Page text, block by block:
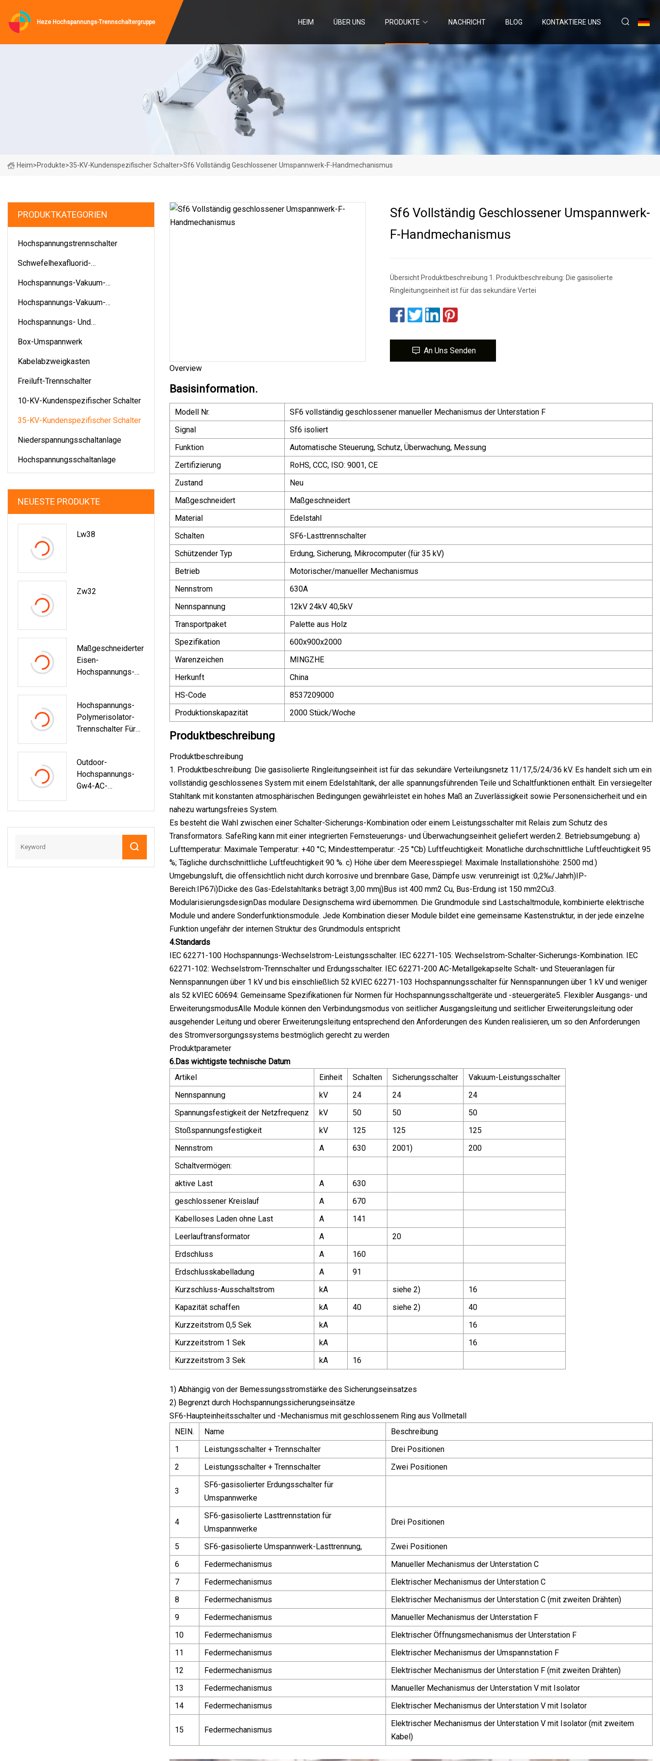
Heze Hochspannungs-Trennschaltergruppe HEIM ÜBER UNS PRODUKTE NACHRICHT BLOG KONTAKTIERE UNS
Heim>Produkte>35-KV-Kundenspezifischer Schalter>Sf6 Vollständig Geschlossener Umspannwerk-F-Handmechanismus
PRODUKTKATEGORIEN
Hochspannungstrennschalter
Schwefelhexafluorid-
Hochspannungs-Vakuum-
Innenbereich
Hochspannungs-Vakuum-
Außenbereich
Hochspannungs- Und
Box-Umspannwerk
Kabelabzweigkasten
Freiluft-Trennschalter
10-KV-Kundenspezifischer Schalter
35-KV-Kundenspezifischer Schalter
Niederspannungsschaltanlage
Hochspannungsschaltanlage
NEUESTE PRODUKTE
Lw38
Zw32
Maßgeschneiderter
Eisen-
Hochspannungs-
En Für Den
Außenbereich,
Kabelabzweigkast
Hochspannungs-
Polymerisolator-
Trennschalter Für
Outdoor-
Hochspannungs-
Gw4-AC-
Den Außenbereich
Sf6 Vollständig Geschlossener Umspannwerk-
F-Handmechanismus
Übersicht Produktbeschreibung 1. Produktbeschreibung: Die gasisolierte
Ringleitungseinheit ist für das sekundäre Vertei
An Uns Senden
Overview
Basisinformation.
Modell Nr.
SF6 vollständig geschlossener manueller Mechanismus der Unterstation F
Signal
Sf6 isoliert
Funktion
Automatische Steuerung, Schutz, Überwachung, Messung
Zertifizierung
RoHS, CCC, ISO: 9001, CE
Zustand
Neu
Maßgeschneidert
Maßgeschneidert
Material
Edelstahl
Schalten
SF6-Lasttrennschalter
Schützender Typ
Erdung, Sicherung, Mikrocomputer (für 35 kV)
Betrieb
Motorischer/manueller Mechanismus
Nennstrom
630A
Nennspannung
12kV 24kV 40,5kV
Transportpaket
Palette aus Holz
Spezifikation
600x900x2000
Warenzeichen
MINGZHE
Herkunft
China
HS-Code
8537209000
Produktionskapazität
2000 Stück/Woche
Produktbeschreibung
Produktbeschreibung
1. Produktbeschreibung: Die gasisolierte Ringleitungseinheit ist für das sekundäre Verteilungsnetz 11/17,5/24/36 kV. Es handelt sich um ein
vollständig geschlossenes System mit einem Edelstahltank, der alle spannungsführenden Teile und Schaltfunktionen enthält. Ein versiegelter
Stahltank mit konstanten atmosphärischen Bedingungen gewährleistet ein hohes Maß an Zuverlässigkeit sowie Personensicherheit und ein
nahezu wartungsfreies System.
Es besteht die Wahl zwischen einer Schalter-Sicherungs-Kombination oder einem Leistungsschalter mit Relais zum Schutz des
Transformators. SafeRing kann mit einer integrierten Fernsteuerungs- und Überwachungseinheit geliefert werden.2. Betriebsumgebung: a)
Lufttemperatur: Maximale Temperatur: +40 °C; Mindesttemperatur: -25 °Cb) Luftfeuchtigkeit: Monatliche durchschnittliche Luftfeuchtigkeit 95
%; Tägliche durchschnittliche Luftfeuchtigkeit 90 %. c) Höhe über dem Meeresspiegel: Maximale Installationshöhe: 2500 md.)
Umgebungsluft, die offensichtlich nicht durch korrosive und brennbare Gase, Dämpfe usw. verunreinigt ist :0,2‰/Jahrh)IP-
Bereich:IP67i)Dicke des Gas-Edelstahltanks beträgt 3,00 mmj)Bus ist 400 mm2 Cu, Bus-Erdung ist 150 mm2Cu3.
ModularisierungsdesignDas modulare Designschema wird übernommen. Die Grundmodule sind Lastschaltmodule, kombinierte elektrische
Module und andere Sonderfunktionsmodule. Jede Kombination dieser Module bildet eine gemeinsame Kastenstruktur, in der jede einzelne
Funktion ungefähr der internen Struktur des Grundmoduls entspricht
4.Standards
IEC 62271-100 Hochspannungs-Wechselstrom-Leistungsschalter. IEC 62271-105: Wechselstrom-Schalter-Sicherungs-Kombination. IEC
62271-102: Wechselstrom-Trennschalter und Erdungsschalter. IEC 62271-200 AC-Metallgekapselte Schalt- und Steueranlagen für
Nennspannungen über 1 kV und bis einschließlich 52 kVIEC 62271-103 Hochspannungsschalter für Nennspannungen über 1 kV und weniger
als 52 kVIEC 60694: Gemeinsame Spezifikationen für Normen für Hochspannungsschaltgeräte und -steuergeräte5. Flexibler Ausgangs- und
ErweiterungsmodusAlle Module können den Verbindungsmodus von seitlicher Ausgangsleitung und seitlicher Erweiterungsleitung oder
ausgehender Leitung und oberer Erweiterungsleitung entsprechend den Anforderungen des Kunden realisieren, um so den Anforderungen
des Stromversorgungssystems bestmöglich gerecht zu werden
Produktparameter
6.Das wichtigste technische Datum
Artikel
Einheit Schalten Sicherungsschalter
Vakuum-Leistungsschalter
Nennspannung
kV 24 24
24
Spannungsfestigkeit der Netzfrequenz
kV 50 50
50
Stoßspannungsfestigkeit
kV 125 125
125
Nennstrom
A 630 2001)
200
Schaltvermögen:
aktive Last
A
630
geschlossener Kreislauf
A
670
Kabelloses Laden ohne Last
A
141
Leerlauftransformator
A
20
Erdschluss
A
160
Erdschlusskabelladung
A
91
Kurzschluss-Ausschaltstrom
kA siehe 2)
16
Kapazität schaffen
kA 40 siehe 2)
40
Kurzzeitstrom 0,5 Sek
kA
16
Kurzzeitstrom 1 Sek
kA
16
Kurzzeitstrom 3 Sek
kA 16
1) Abhängig von der Bemessungsstromstärke des Sicherungseinsatzes
2) Begrenzt durch Hochspannungssicherungseinsätze
SF6-Haupteinheitsschalter und -Mechanismus mit geschlossenem Ring aus Vollmetall
NEIN.
Name
Beschreibung
1
Leistungsschalter + Trennschalter
Drei Positionen
2
Leistungsschalter + Trennschalter Zwei Positionen
3
SF6-gasisolierter Erdungsschalter für
Umspannwerke
4
SF6-gasisolierte Lasttrennstation für
Umspannwerke
Drei Positionen
5 SF6-gasisolierte Umspannwerk-Lasttrennung,
Zwei Positionen
6
Federmechanismus
Manueller Mechanismus der Unterstation C
7
Federmechanismus
Elektrischer Mechanismus der Unterstation C
8
Federmechanismus
Elektrischer Mechanismus der Unterstation C (mit zweiten Drähten)
9
Federmechanismus
Manueller Mechanismus der Unterstation F
10
Federmechanismus
Elektrischer Öffnungsmechanismus der Unterstation F
11
Federmechanismus
Elektrischer Mechanismus der Umspannstation F
12
Federmechanismus
Elektrischer Mechanismus der Unterstation F (mit zweiten Drähten)
13
Federmechanismus
Manueller Mechanismus der Unterstation V mit Isolator
14
Federmechanismus Elektrischer Mechanismus der Unterstation V mit Isolator
15 Federmechanismus
Elektrischer Mechanismus der Unterstation V mit Isolator (mit zweitem
Kabel)